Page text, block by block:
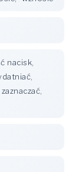
nacisk
zaznaczać